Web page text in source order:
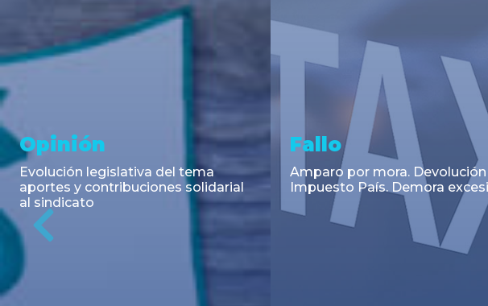
Asesoramiento y
Transacciones
Co-Emisión de Obligaciones
Negociables por US$400.000.000
de Petroquímica Comodoro
Rivadavia S.A. y Luz de Tres Picos
Noticia
Cambios en el Código
Argentino: simplifican
para la importación de
coadyuvantes e ingredientes
alimentarios y unifican
Previous